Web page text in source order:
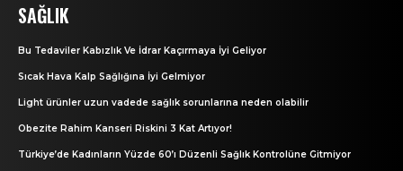
SAĞLIK
Bu Tedaviler Kabızlık Ve İdrar Kaçırmaya İyi Geliyor
Sıcak Hava Kalp Sağlığına İyi Gelmiyor
Light ürünler uzun vadede sağlık sorunlarına neden olabilir
Obezite Rahim Kanseri Riskini 3 Kat Artıyor!
Türkiye’de Kadınların Yüzde 60’ı Düzenli Sağlık Kontrolüne Gitmiyor